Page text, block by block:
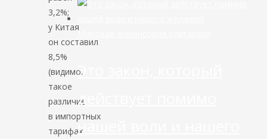
3,2%;
у Китая
он составил
8,5%
(видимо,
такое
различие
в импортных
тарифах
Мировая финансовая олигархия
Это закон, который
действует помимо
нашей воли и нашего